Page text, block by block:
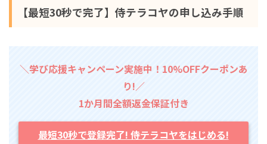
【最短30秒で完了】侍テラコヤの申し込み手順
＼学び応援キャンペーン実施中！10%OFFクーポンあ
り!／
1か月間全額返金保証付き
最短30秒で登録完了! 侍テラコヤをはじめる!